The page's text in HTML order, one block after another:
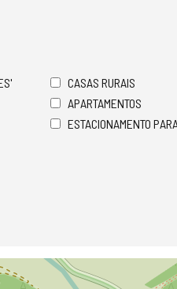
CASAS RURAIS
APARTAMENTOS
ESTACIONAMENTO